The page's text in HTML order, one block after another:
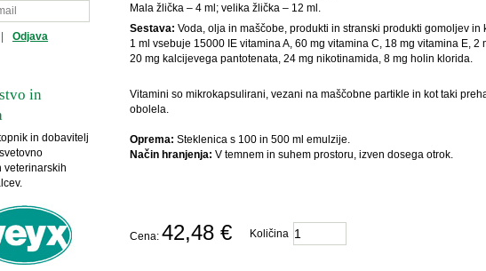
Odjava
in
in dobavitelj
veterinarskih
Mala žlička – 4 ml; velika žlička – 12 ml.
Sestava: Voda, olja in maščobe, produkti in stranski produkti gomoljev in
1 ml vsebuje 15000 IE vitamina A, 60 mg vitamina C, 18 mg vitamina E,
20 mg kalcijevega pantotenata, 24 mg nikotinamida, 8 mg holin klorida.
Vitamini so mikrokapsulirani, vezani na maščobne partikle in kot taki
obolela.
Oprema: Steklenica s 100 in 500 ml emulzije.
Način hranjenja: V temnem in suhem prostoru, izven dosega otrok.
Cena: 42,48 € Količina